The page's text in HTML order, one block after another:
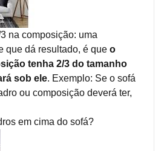
na composição: uma
que dá resultado, é que o
tenha 2/3 do tamanho
sob ele. Exemplo: Se o sofá
ou composição deverá ter,
em cima do sofá?